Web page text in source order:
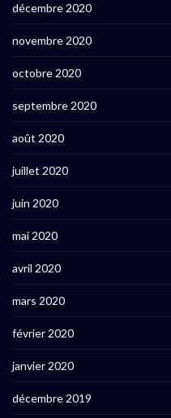
décembre 2020
novembre 2020
octobre 2020
septembre 2020
août 2020
juillet 2020
juin 2020
mai 2020
avril 2020
mars 2020
février 2020
janvier 2020
décembre 2019